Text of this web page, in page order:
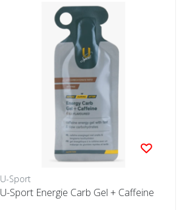
U-Sport
U-Sport Energie Carb Gel + Caffeine